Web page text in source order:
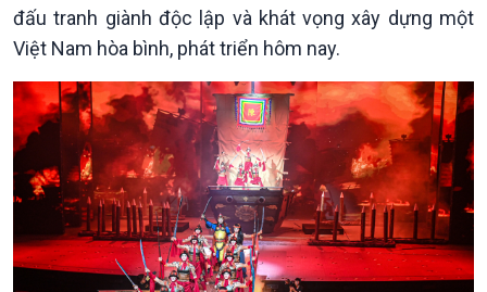
Giới thiệu
Thời sự
Thời sự 6h
Thời sự 12h
Thời sự 18h
Thời sự 21h30
đấu tranh giành độc lập và khát vọng xây dựng một
Việt Nam hòa bình, phát triển hôm nay.